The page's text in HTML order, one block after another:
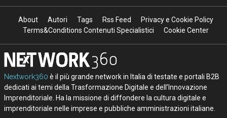
About Autori Tags Rss Feed
Privacy e Cookie Policy
Terms&Conditions Contenuti Specialistici
Cookie Center
Nextwork360 è il più grande network in Italia di testate e portali B2B
dedicati ai temi della Trasformazione Digitale e dell’Innovazione
Imprenditoriale. Ha la missione di diffondere la cultura digitale e
imprenditoriale nelle imprese e pubbliche amministrazioni italiane.